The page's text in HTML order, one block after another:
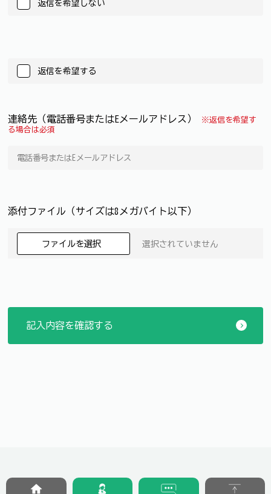
返信を希望しない
返信を希望する
連絡先（電話番号またはEメールアドレス）
※返信を希望す
る場合は必須
添付ファイル（サイズは8メガバイト以下）
ファイルを選択 選択されていません